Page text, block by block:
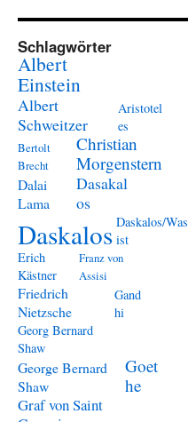
Schlagwörter
Albert
Einstein
Albert
Schweitzer
Aristotel
es
Bertolt
Brecht
Christian
Morgenstern
Dalai
Lama
Dasakal
os
Daskalos Daskalos/Was
ist
Erich
Kästner
Franz von
Assisi
Friedrich
Nietzsche
Gand
hi
Georg Bernard
Shaw
George Bernard
Shaw
Goet
he
Graf von Saint